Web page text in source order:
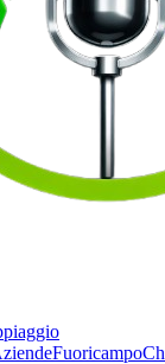
Fuoricampo